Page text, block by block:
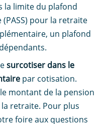
la limite du plafond
pour la retraite
un plafond
surcotiser dans le
par cotisation.
montant de la pension
retraite. Pour plus
foire aux questions